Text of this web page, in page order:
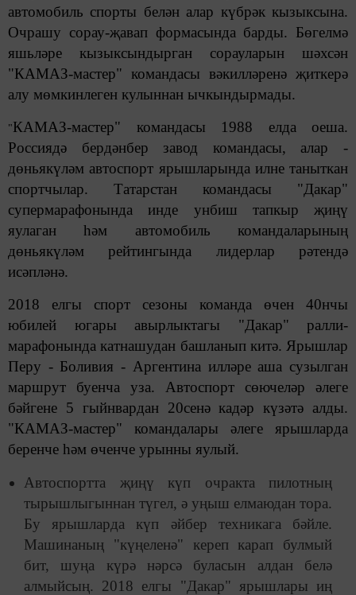
автомобиль спорты белән алар күбрәк кызыксына.
Очрашу сорау-җавап формасында барды. Бөгелмә
яшьләре кызыксындырган сорауларын шәхсән
"КАМАЗ-мастер" командасы вәкилләренә җиткерә
алу мөмкинлеген кулыннан ычкындырмады.
"КАМАЗ-мастер" командасы 1988 елда оеша.
Россиядә бердәнбер завод командасы, алар -
дөньякүләм автоспорт ярышларында илне таныткан
спортчылар. Татарстан командасы "Дакар"
супермарафонында инде унбиш тапкыр җиңү
яулаган һәм автомобиль командаларының
дөньякүләм рейтингында лидерлар рәтендә
исәпләнә.
2018 елгы спорт сезоны команда өчен 40нчы
юбилей югары авырлыктагы "Дакар" ралли-
марафонында катнашудан башланып китә. Ярышлар
Перу - Боливия - Аргентина илләре аша сузылган
маршрут буенча уза. Автоспорт сөючеләр әлеге
бәйгене 5 гыйнвардан 20сенә кадәр күзәтә алды.
"КАМАЗ-мастер" командалары әлеге ярышларда
беренче һәм өченче урынны яулый.
Автоспортта җиңү күп очракта пилотның
тырышлыгыннан түгел, ә уңыш елмаюдан тора.
Бу ярышларда күп әйбер техникага бәйле.
Машинаның "күңеленә" кереп карап булмый
бит, шуңа күрә нәрсә буласын алдан белә
алмыйсың. 2018 елгы "Дакар" ярышлары иң